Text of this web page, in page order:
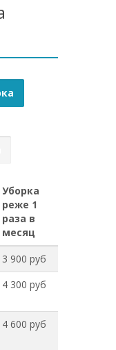
Уборка
реже 1
раза в
месяц
3 900 руб
4 300 руб
4 600 руб